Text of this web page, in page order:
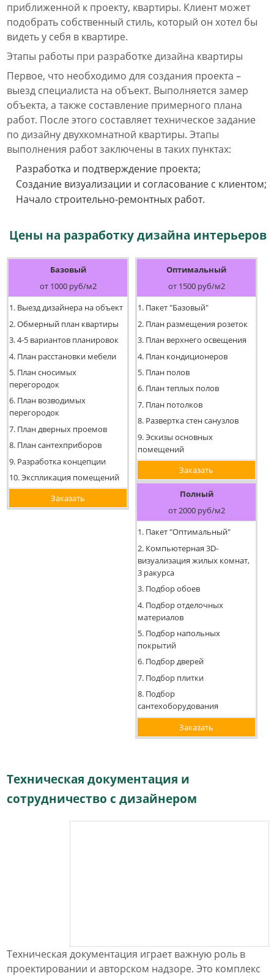
приближенной к проекту, квартиры. Клиент может
подобрать собственный стиль, который он хотел бы
видеть у себя в квартире.
Этапы работы при разработке дизайна квартиры
Первое, что необходимо для создания проекта –
выезд специалиста на объект. Выполняется замер
объекта, а также составление примерного плана
работ. После этого составляет техническое задание
по дизайну двухкомнатной квартиры. Этапы
выполнения работ заключены в таких пунктах:
Разработка и подтверждение проекта;
Создание визуализации и согласование с клиентом;
Начало строительно-ремонтных работ.
Цены на разработку дизайна интерьеров
Базовый
от 1000 руб/м2
1. Выезд дизайнера на объект
2. Обмерный план квартиры
3. 4-5 вариантов планировок
4. План расстановки мебели
5. План сносимых
перегородок
6. План возводимых
перегородок
7. План дверных проемов
8. План сантехприборов
9. Разработка концепции
10. Экспликация помещений
Заказать
Оптимальный
от 1500 руб/м2
1. Пакет "Базовый"
2. План размещения розеток
3. План верхнего освещения
4. План кондиционеров
5. План полов
6. План теплых полов
7. План потолков
8. Развертка стен санузлов
9. Эскизы основных
помещений
Заказать
Полный
от 2000 руб/м2
1. Пакет "Оптимальный"
2. Компьютерная 3D-
визуализация жилых комнат,
3 ракурса
3. Подбор обоев
4. Подбор отделочных
материалов
5. Подбор напольных
покрытий
6. Подбор дверей
7. Подбор плитки
8. Подбор
сантехоборудования
Заказать
Техническая документация и
сотрудничество с дизайнером
Техническая документация играет важную роль в
проектировании и авторском надзоре. Это комплекс